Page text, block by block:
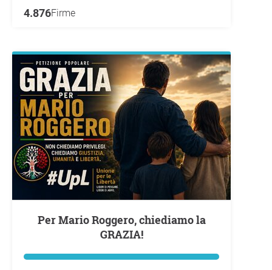
4.876Firme
Per Mario Roggero, chiediamo la
GRAZIA!